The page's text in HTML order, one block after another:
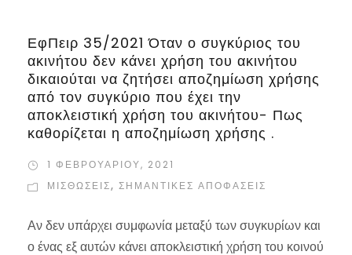
ΕφΠειρ 35/2021 Όταν ο συγκύριος του
ακινήτου δεν κάνει χρήση του ακινήτου
δικαιούται να ζητήσει αποζημίωση χρήσης
από τον συγκύριο που έχει την
αποκλειστική χρήση του ακινήτου- Πως
καθορίζεται η αποζημίωση χρήσης .
1 ΦΕΒΡΟΥΑΡΊΟΥ, 2021
ΜΙΣΘΏΣΕΙΣ, ΣΗΜΑΝΤΙΚΈΣ ΑΠΟΦΆΣΕΙΣ
Αν δεν υπάρχει συμφωνία μεταξύ των συγκυρίων και
ο ένας εξ αυτών κάνει αποκλειστική χρήση του κοινού